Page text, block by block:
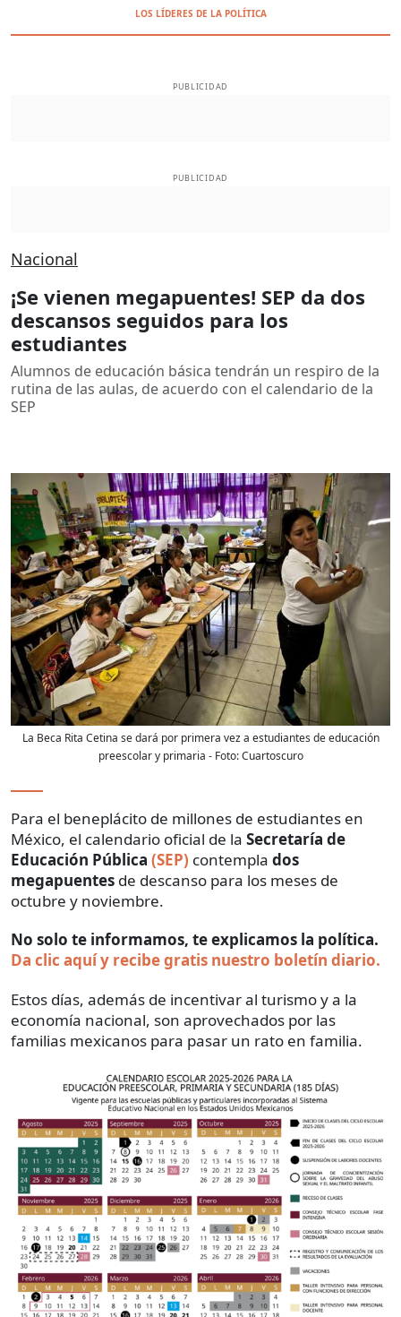
LOS LÍDERES DE LA POLÍTICA
PUBLICIDAD
PUBLICIDAD
Nacional
¡Se vienen megapuentes! SEP da dos
descansos seguidos para los
estudiantes
Alumnos de educación básica tendrán un respiro de la
rutina de las aulas, de acuerdo con el calendario de la
SEP
La Beca Rita Cetina se dará por primera vez a estudiantes de educación
preescolar y primaria - Foto:Cuartoscuro
Para el beneplácito de millones de estudiantes en
México, el calendario oficial de la Secretaría de
Educación Pública (SEP) contempla dos
megapuentes de descanso para los meses de
octubre y noviembre.
No solo te informamos, te explicamos la política.
Da clic aquí y recibe gratis nuestro boletín diario.
Estos días, además de incentivar al turismo y a la
economía nacional, son aprovechados por las
familias mexicanos para pasar un rato en familia.